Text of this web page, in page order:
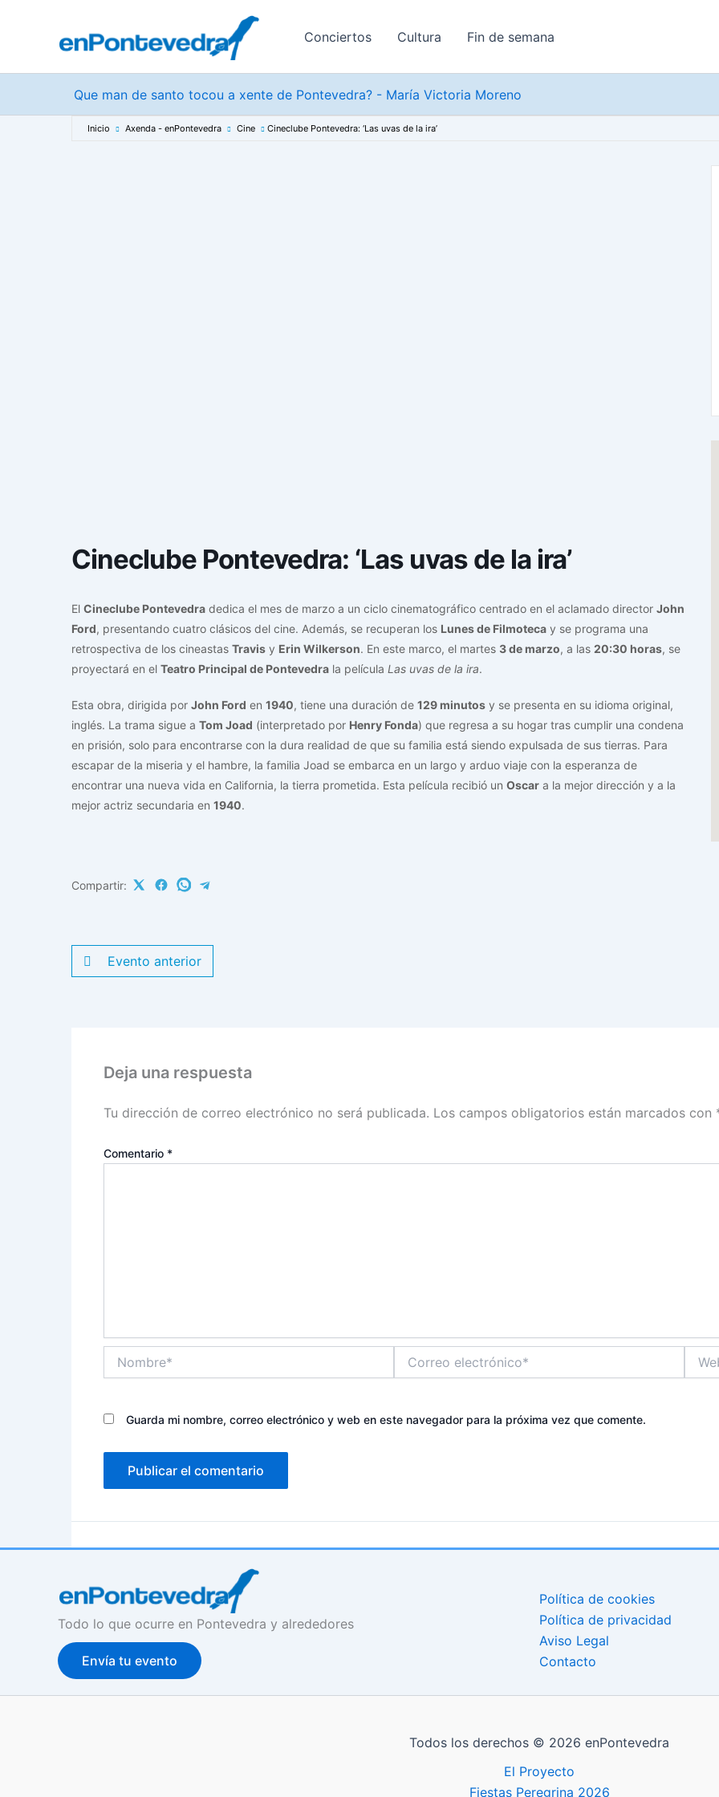
contenido
Conciertos Cultura Fin de semana
Que man de santo tocou a xente de Pontevedra? - María Victoria Moreno
Inicio Axenda - enPontevedra Cine Cineclube Pontevedra: ‘Las uvas de la ira’
Cineclube Pontevedra: ‘Las uvas de la ira’
El Cineclube Pontevedra dedica el mes de marzo a un ciclo cinematográfico centrado en el aclamado director John
Ford, presentando cuatro clásicos del cine. Además, se recuperan los Lunes de Filmoteca y se programa una
retrospectiva de los cineastas Travis y Erin Wilkerson. En este marco, el martes 3 de marzo, a las 20:30 horas, se
proyectará en el Teatro Principal de Pontevedra la película Las uvas de la ira.
Esta obra, dirigida por John Ford en 1940, tiene una duración de 129 minutos y se presenta en su idioma original,
inglés. La trama sigue a Tom Joad (interpretado por Henry Fonda) que regresa a su hogar tras cumplir una condena
en prisión, solo para encontrarse con la dura realidad de que su familia está siendo expulsada de sus tierras. Para
escapar de la miseria y el hambre, la familia Joad se embarca en un largo y arduo viaje con la esperanza de
encontrar una nueva vida en California, la tierra prometida. Esta película recibió un Oscar a la mejor dirección y a la
mejor actriz secundaria en 1940.
Compartir:
Evento anterior
Deja una respuesta
Tu dirección de correo electrónico no será publicada. Los campos obligatorios están marcados con
Comentario *
electrónico*
Guarda mi nombre, correo electrónico y web en este navegador para la próxima vez que comente.
Todo lo que ocurre en Pontevedra y alrededores
Envía tu evento
Política de cookies
Política de privacidad
Aviso Legal
Contacto
Todos los derechos © 2026 enPontevedra
El Proyecto
Fiestas Peregrina 2026